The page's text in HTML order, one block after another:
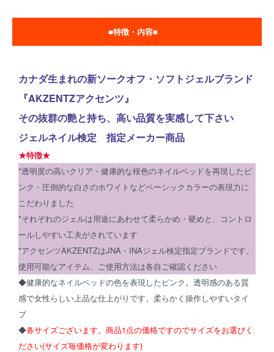
■特徴・内容■
カナダ生まれの新ソークオフ・ソフトジェルブランド
『AKZENTZアクセンツ』
その抜群の艶と持ち、高い品質を実感して下さい
ジェルネイル検定 指定メーカー商品
★特徴★
*透明度の高いクリア・健康的な桜色のネイルベッドを再現したピ
ンク・圧倒的な白さのホワイトなどベーシックカラーの表現力に
こだわりました
*それぞれのジェルは用途にあわせて柔らかめ・硬めと、コントロ
ールしやすい工夫がされています
*アクセンツAKZENTZはJNA・INAジェル検定指定ブランドです。
使用可能なアイテム、ご使用方法は各自ご確認ください
◆健康的なネイルベッドの色を表現したピンク。透明感のある質
感で女性らしい上品な仕上がりです。柔らかく操作しやすいタイ
プ
◆各サイズございます。商品1点の価格ですのでサイズをお選びく
ださい(サイズ毎価格が変わります)